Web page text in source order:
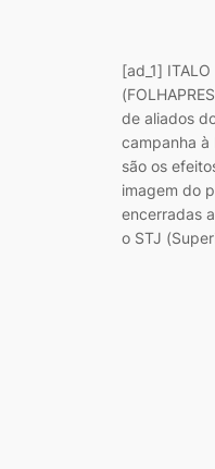
[ad_1]
de aliados
campanha à
são os
imagem do
encerradas
o STJ